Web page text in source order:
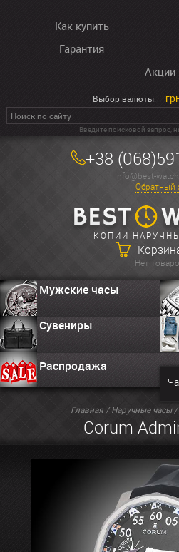
Как купить
Гарантия
Акции
Выбор валюты:
Введите поисковой запрос,
+38
info@best-
Обратный
КОПИИ
Нет
Мужские часы
Сувениры
Распродажа
Главная/Наручные часы/
Corum